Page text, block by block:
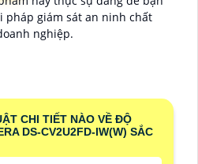
pháp giám sát an ninh chất
nghiệp.
CHI TIẾT NÀO VỀ ĐỘ
DS-CV2U2FD-IW(W) SẮC